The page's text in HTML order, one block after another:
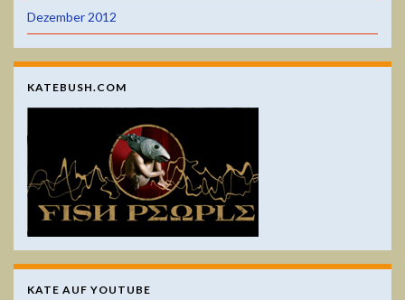
Dezember 2012
KATEBUSH.COM
KATE AUF YOUTUBE